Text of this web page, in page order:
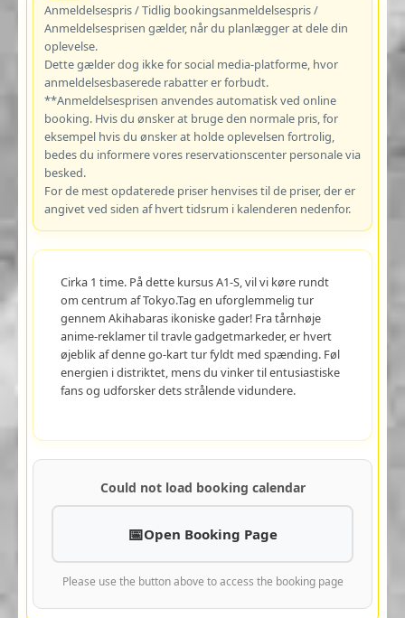
Anmeldelsespris / Tidlig bookingsanmeldelsespris /
Anmeldelsesprisen gælder, når du planlægger at dele din
oplevelse.
Dette gælder dog ikke for social media-platforme, hvor
anmeldelsesbaserede rabatter er forbudt.
**Anmeldelsesprisen anvendes automatisk ved online
booking. Hvis du ønsker at bruge den normale pris, for
eksempel hvis du ønsker at holde oplevelsen fortrolig,
bedes du informere vores reservationscenter personale via
besked.
For de mest opdaterede priser henvises til de priser, der er
angivet ved siden af hvert tidsrum i kalenderen nedenfor.
Cirka 1 time. På dette kursus A1-S, vil vi køre rundt
om centrum af Tokyo.Tag en uforglemmelig tur
gennem Akihabaras ikoniske gader! Fra tårnhøje
anime-reklamer til travle gadgetmarkeder, er hvert
øjeblik af denne go-kart tur fyldt med spænding. Føl
energien i distriktet, mens du vinker til entusiastiske
fans og udforsker dets strålende vidundere.
Could not load booking calendar
Open Booking Page
Please use the button above to access the booking page